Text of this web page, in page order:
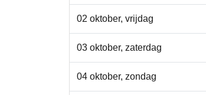
02 oktober, vrijdag
03 oktober, zaterdag
04 oktober, zondag